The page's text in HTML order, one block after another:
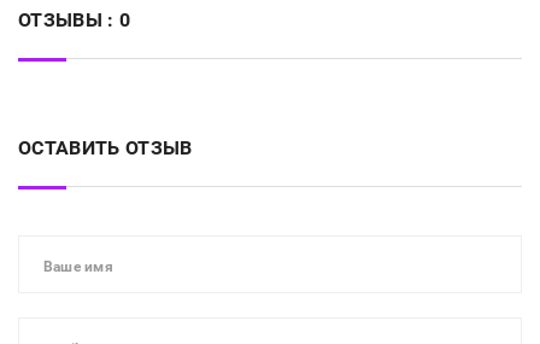
ОТЗЫВЫ : 0
ОСТАВИТЬ ОТЗЫВ